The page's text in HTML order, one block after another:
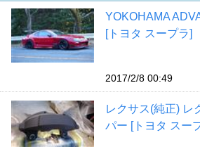
YOKOHAMA
[トヨタ スープラ]
2017/2/8 00:49
レクサス(純正) レ
パー [トヨタ スー